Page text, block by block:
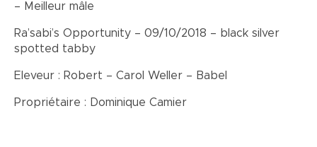
– Meilleur mâle
Ra’sabi’s Opportunity – 09/10/2018 – black silver
spotted tabby
Eleveur : Robert – Carol Weller – Babel
Propriétaire : Dominique Camier